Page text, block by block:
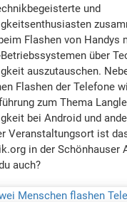
und
Flashen von Handys
über
auszutauschen.
Flashen der Telefone
zum Thema
bei Android und
Veranstaltungsort ist
in der Schönhauser
auch?